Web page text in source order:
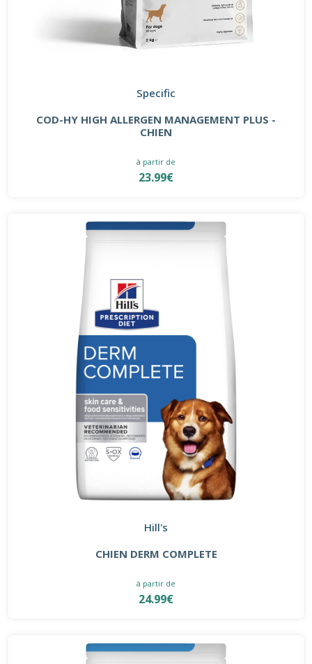
Specific
COD-HY HIGH ALLERGEN MANAGEMENT PLUS -
CHIEN
à partir de
23.99€
Hill's
CHIEN DERM COMPLETE
à partir de
24.99€